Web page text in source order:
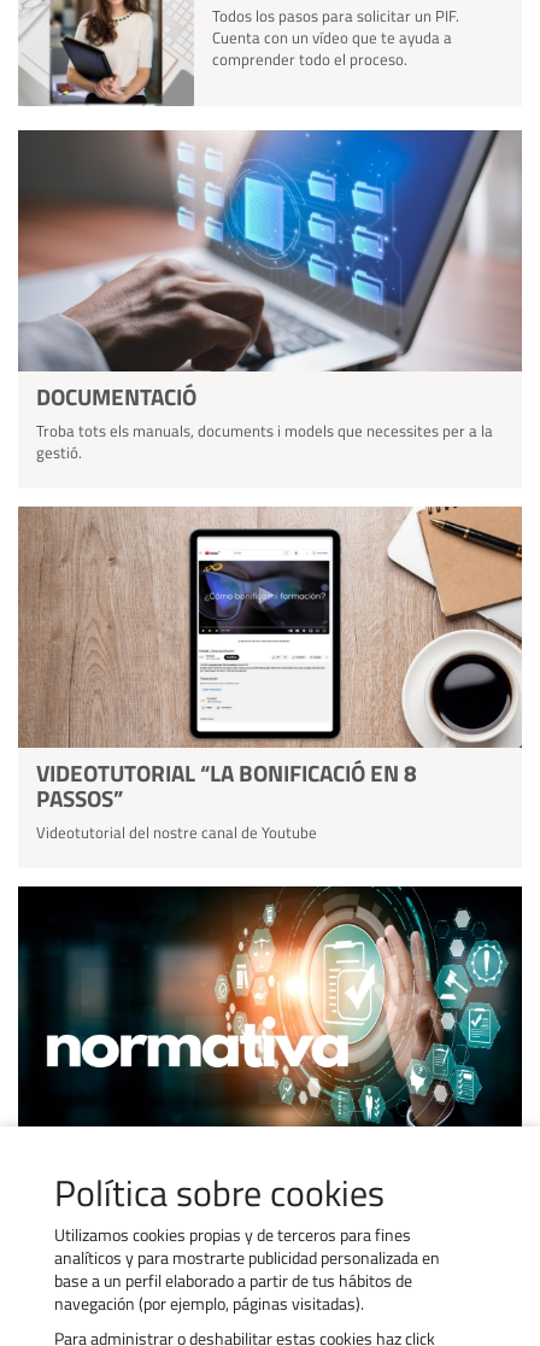
Política sobre cookies
Utilizamos cookies propias y de terceros para fines
analíticos y para mostrarte publicidad personalizada en
base a un perfil elaborado a partir de tus hábitos de
navegación (por ejemplo, páginas visitadas).
Para administrar o deshabilitar estas cookies haz click
Todos los pasos para solicitar un PIF.
Cuenta con un vídeo que te ayuda a
comprender todo el proceso.
DOCUMENTACIÓ
Troba tots els manuals, documents i models que necessites per a la
gestió.
VIDEOTUTORIAL “LA BONIFICACIÓ EN 8
PASSOS”
Videotutorial del nostre canal de Youtube
Accedeix a tota la normativa que regula la formació bonificada.